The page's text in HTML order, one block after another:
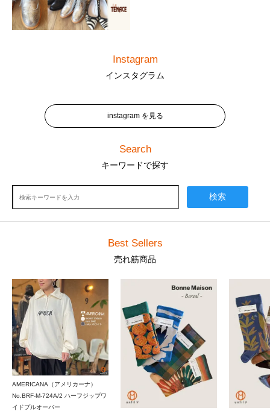
Instagram
インスタグラム
instagram を見る
Search
キーワードで探す
検索
Best Sellers
売れ筋商品
AMERICANA（アメリカーナ）
No.BRF-M-724A/2 ハーフジップワ
イドプルオーバー